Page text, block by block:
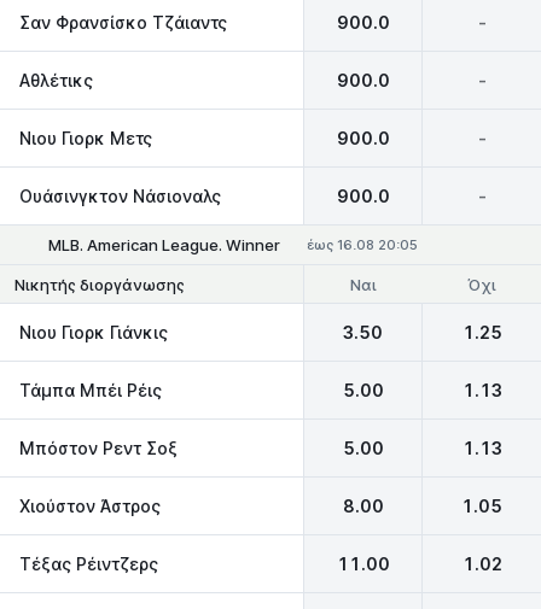
Σαν Φρανσίσκο Τζάιαντς 900.0 -
Αθλέτικς 900.0 -
Νιου Γιορκ Μετς 900.0 -
Ουάσινγκτον Νάσιοναλς 900.0 -
MLB. American League. Winner έως 16.08 20:05
Νικητής διοργάνωσης Ναι Όχι
Νιου Γιορκ Γιάνκις 3.50 1.25
Τάμπα Μπέι Ρέις 5.00 1.13
Μπόστον Ρεντ Σοξ 5.00 1.13
Χιούστον Άστρος 8.00 1.05
Τέξας Ρέιντζερς 11.00 1.02